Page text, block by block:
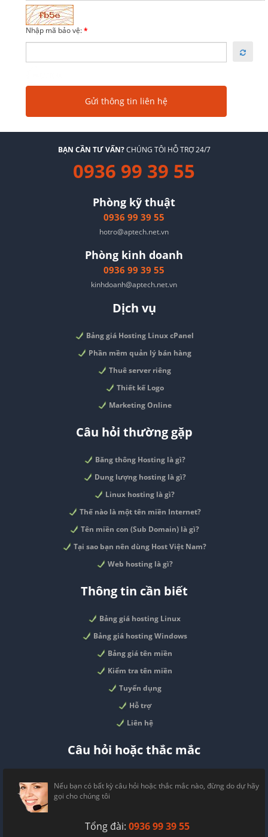
Nhập mã bảo vệ:*
BẠN CẦN TƯ VẤN?CHÚNG TÔI HỖ TRỢ 24/7
0936 99 39 55
Phòng kỹ thuật
0936 99 39 55
hotro@aptech.net.vn
Phòng kinh doanh
0936 99 39 55
kinhdoanh@aptech.net.vn
Dịch vụ
Bảng giá Hosting Linux cPanel
Phần mềm quản lý bán hàng
Thuê server riêng
Thiết kế Logo
Marketing Online
Câu hỏi thường gặp
Băng thông Hosting là gì?
Dung lượng hosting là gì?
Linux hosting là gì?
Thế nào là một tên miền Internet?
Tên miền con (Sub Domain) là gì?
Tại sao bạn nên dùng Host Việt Nam?
Web hosting là gì?
Thông tin cần biết
Bảng giá hosting Linux
Bảng giá hosting Windows
Bảng giá tên miền
Kiểm tra tên miền
Tuyển dụng
Hỗ trợ
Liên hệ
Câu hỏi hoặc thắc mắc
Nếu bạn có bất kỳ câu hỏi hoặc thắc mắc nào, đừng do dự hãy
gọi cho chúng tôi
Tổng đài: 0936 99 39 55